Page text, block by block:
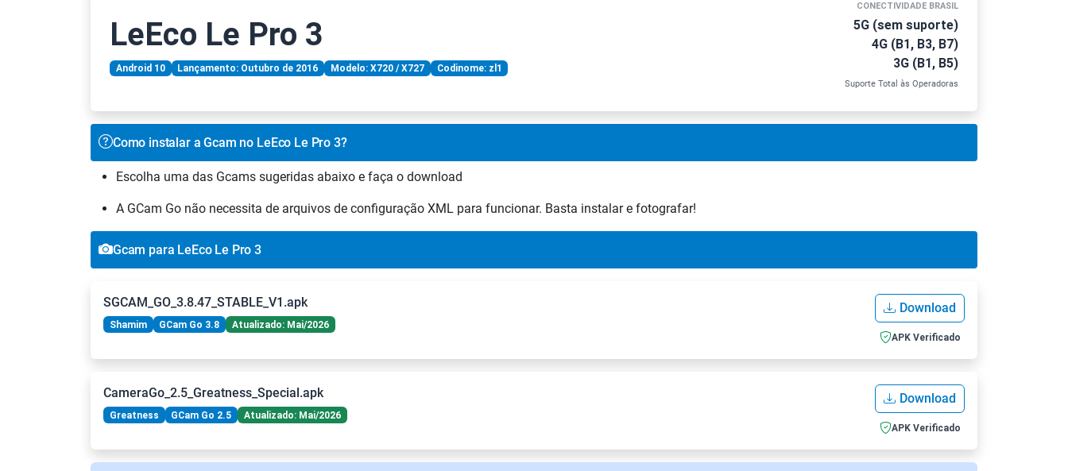
LeEco Le Pro 3
Android 10 Lançamento: Outubro de 2016 Modelo: X720 / X727 Codinome: zl1
CONECTIVIDADE BRASIL
5G (sem suporte)
4G (B1, B3, B7)
3G (B1, B5)
Suporte Total às Operadoras
Como instalar a Gcam no LeEco Le Pro 3?
Escolha uma das Gcams sugeridas abaixo e faça o download
A GCam Go não necessita de arquivos de configuração XML para funcionar. Basta instalar e fotografar!
Gcam para LeEco Le Pro 3
SGCAM_GO_3.8.47_STABLE_V1.apk
Shamim GCam Go 3.8 Atualizado: Mai/2026
Download
APK Verificado
CameraGo_2.5_Greatness_Special.apk
Greatness GCam Go 2.5 Atualizado: Mai/2026
Download
APK Verificado